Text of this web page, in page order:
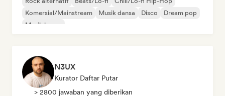
Komersial/Mainstream
Musik dansa Disco
Dream pop
Musik house
N3UX
Kurator Daftar Putar
> 2800 jawaban yang diberikan